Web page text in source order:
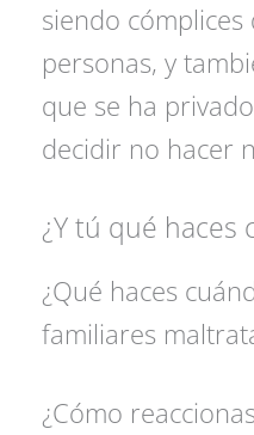
siendo cómplices
personas, y
que se ha
decidir no hacer
¿Y tú qué haces
¿Qué haces
familiares
¿Cómo